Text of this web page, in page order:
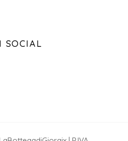
SOCIAL